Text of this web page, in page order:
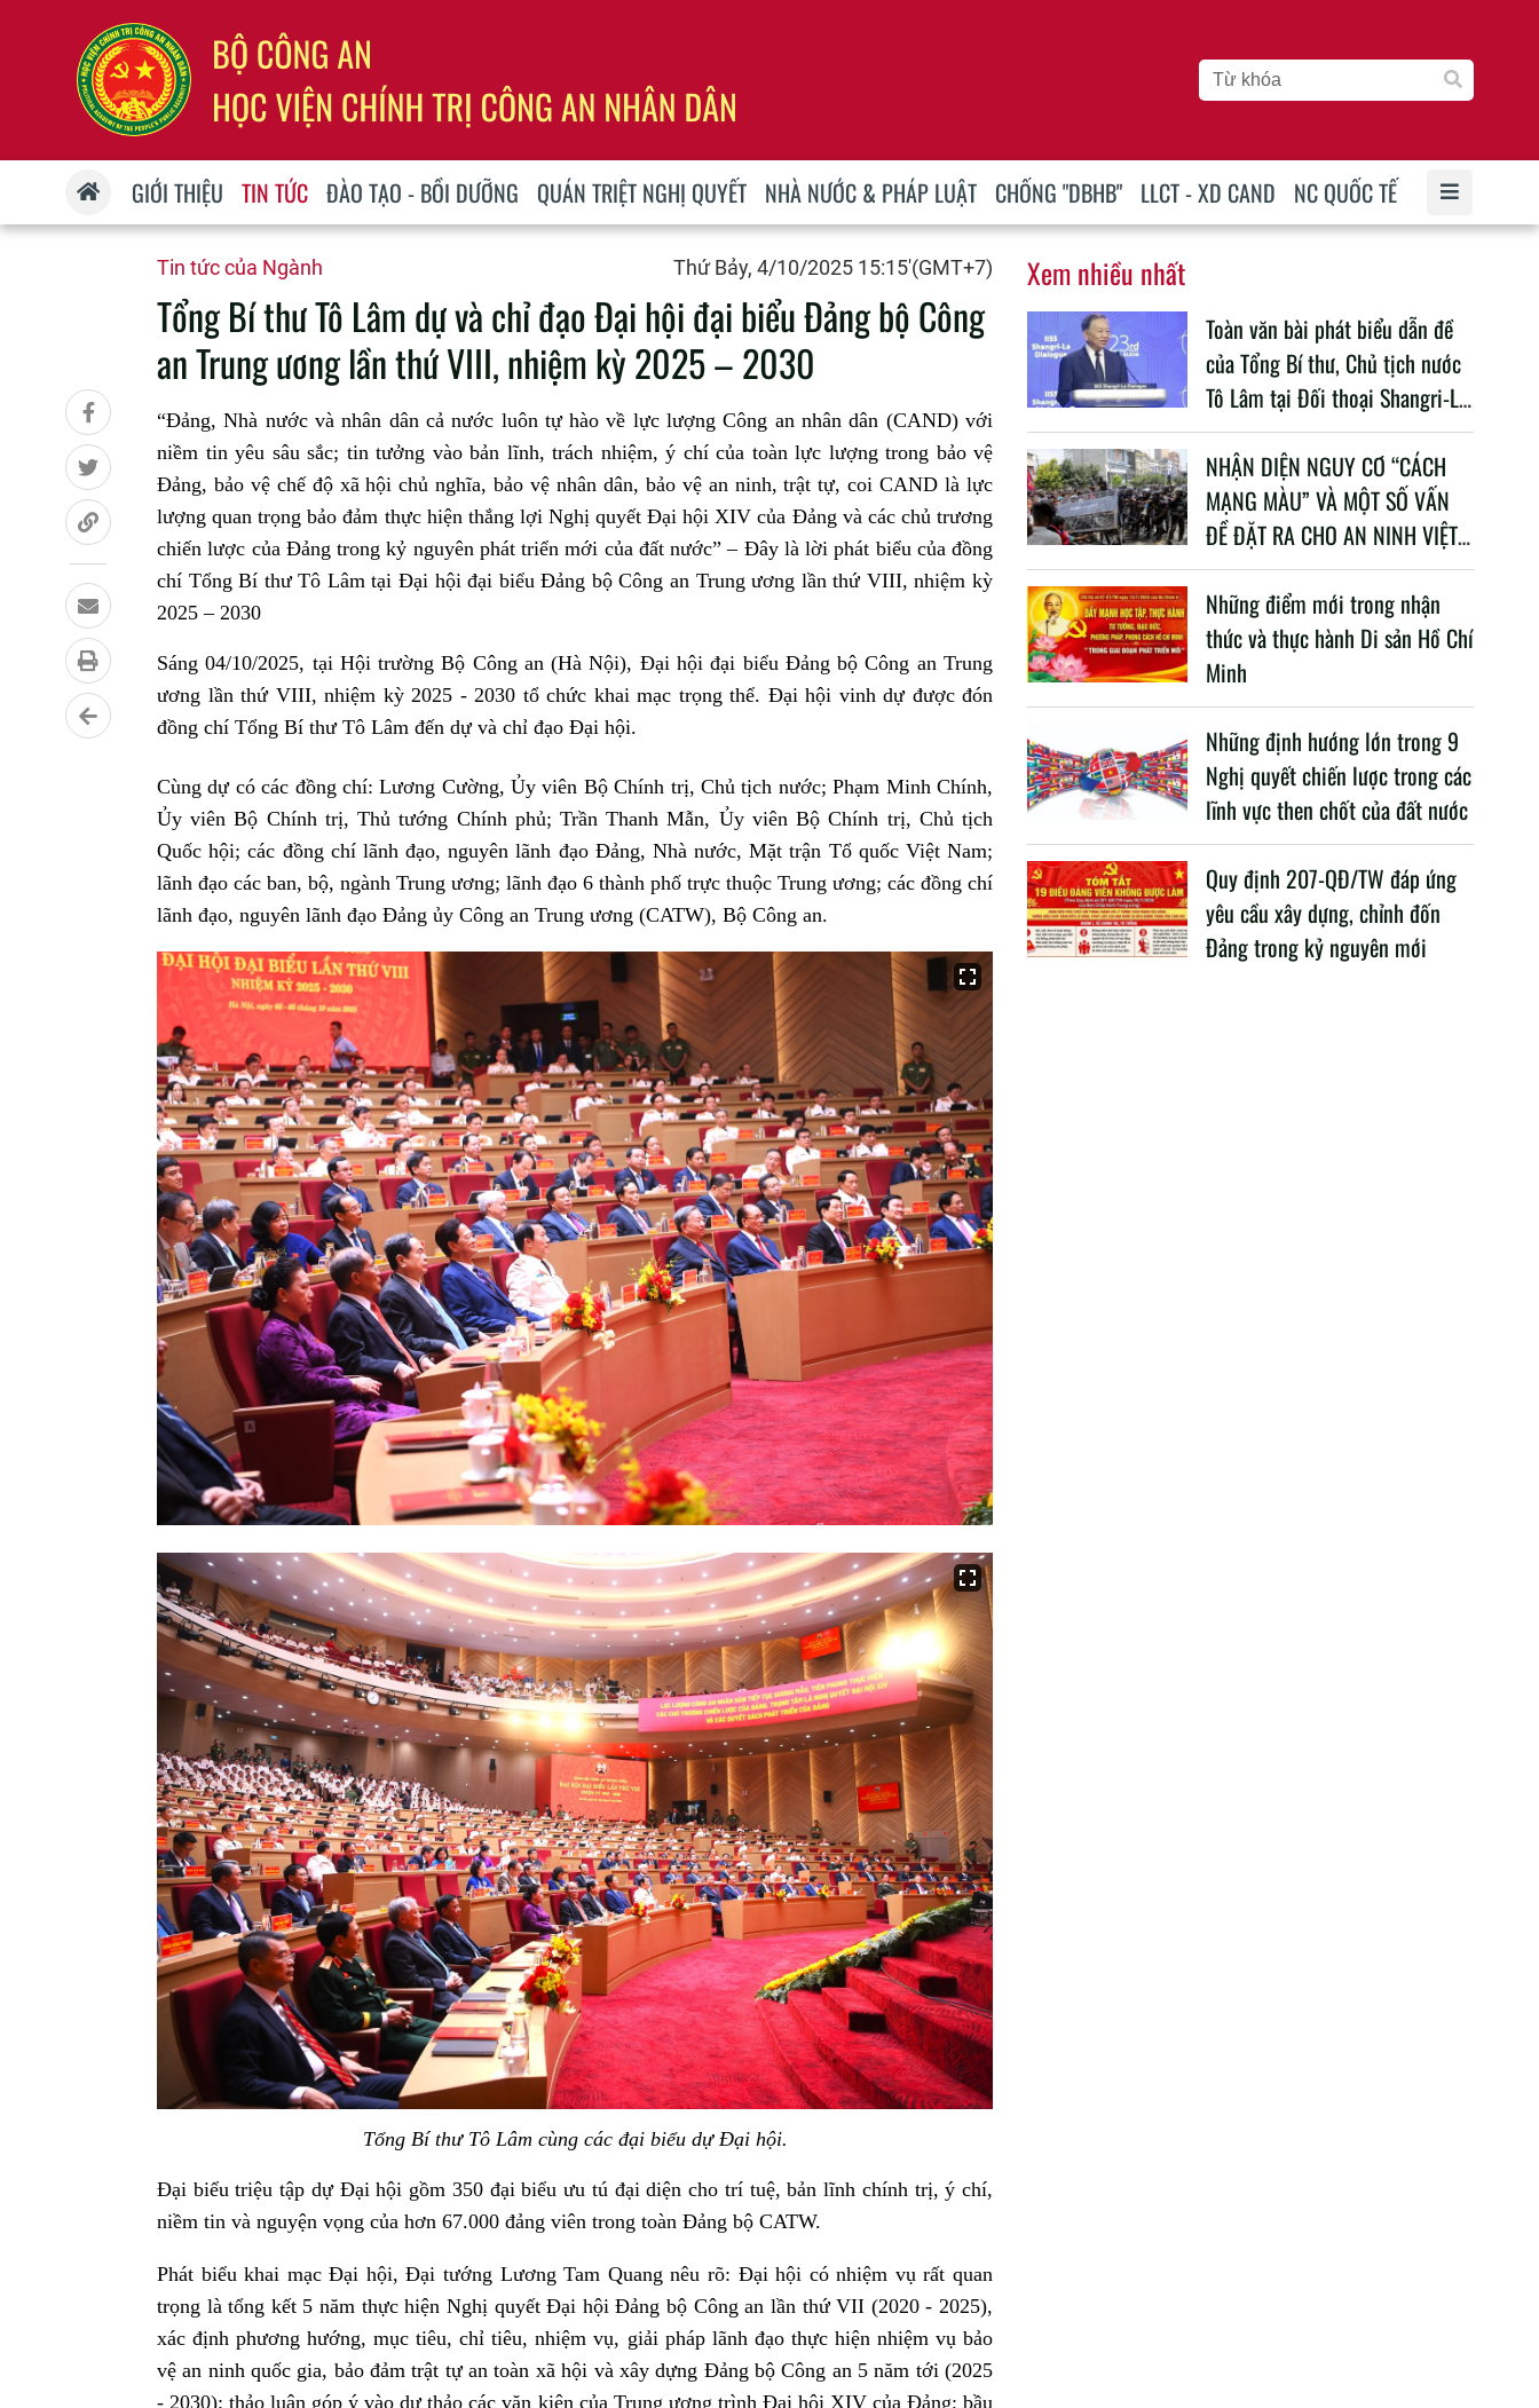
GIỚI THIỆU TIN TỨC ĐÀO TẠO - BỒI DƯỠNG QUÁN TRIỆT NGHỊ QUYẾT NHÀ NƯỚC & PHÁP LUẬT CHỐNG "DBHB" LLCT - XD CAND NC QUỐC TẾ
Tin tức của Ngành Thứ Bảy, 4/10/2025 15:15'(GMT+7)
Tổng Bí thư Tô Lâm dự và chỉ đạo Đại hội đại biểu Đảng bộ Công
an Trung ương lần thứ VIII, nhiệm kỳ 2025 – 2030
“Đảng, Nhà nước và nhân dân cả nước luôn tự hào về lực lượng Công an nhân dân (CAND) với
niềm tin yêu sâu sắc; tin tưởng vào bản lĩnh, trách nhiệm, ý chí của toàn lực lượng trong bảo vệ
Đảng, bảo vệ chế độ xã hội chủ nghĩa, bảo vệ nhân dân, bảo vệ an ninh, trật tự, coi CAND là lực
lượng quan trọng bảo đảm thực hiện thắng lợi Nghị quyết Đại hội XIV của Đảng và các chủ trương
chiến lược của Đảng trong kỷ nguyên phát triển mới của đất nước” – Đây là lời phát biểu của đồng
chí Tổng Bí thư Tô Lâm tại Đại hội đại biểu Đảng bộ Công an Trung ương lần thứ VIII, nhiệm kỳ
2025 – 2030
Sáng 04/10/2025, tại Hội trường Bộ Công an (Hà Nội), Đại hội đại biểu Đảng bộ Công an Trung
ương lần thứ VIII, nhiệm kỳ 2025 - 2030 tổ chức khai mạc trọng thể. Đại hội vinh dự được đón
đồng chí Tổng Bí thư Tô Lâm đến dự và chỉ đạo Đại hội.
Cùng dự có các đồng chí: Lương Cường, Ủy viên Bộ Chính trị, Chủ tịch nước; Phạm Minh Chính,
Ủy viên Bộ Chính trị, Thủ tướng Chính phủ; Trần Thanh Mẫn, Ủy viên Bộ Chính trị, Chủ tịch
Quốc hội; các đồng chí lãnh đạo, nguyên lãnh đạo Đảng, Nhà nước, Mặt trận Tổ quốc Việt Nam;
lãnh đạo các ban, bộ, ngành Trung ương; lãnh đạo 6 thành phố trực thuộc Trung ương; các đồng chí
lãnh đạo, nguyên lãnh đạo Đảng ủy Công an Trung ương (CATW), Bộ Công an.
Tổng Bí thư Tô Lâm cùng các đại biểu dự Đại hội.
Đại biểu triệu tập dự Đại hội gồm 350 đại biểu ưu tú đại diện cho trí tuệ, bản lĩnh chính trị, ý chí,
niềm tin và nguyện vọng của hơn 67.000 đảng viên trong toàn Đảng bộ CATW.
Phát biểu khai mạc Đại hội, Đại tướng Lương Tam Quang nêu rõ: Đại hội có nhiệm vụ rất quan
trọng là tổng kết 5 năm thực hiện Nghị quyết Đại hội Đảng bộ Công an lần thứ VII (2020 - 2025),
xác định phương hướng, mục tiêu, chỉ tiêu, nhiệm vụ, giải pháp lãnh đạo thực hiện nhiệm vụ bảo
vệ an ninh quốc gia, bảo đảm trật tự an toàn xã hội và xây dựng Đảng bộ Công an 5 năm tới (2025
- 2030); thảo luận góp ý vào dự thảo các văn kiện của Trung ương trình Đại hội XIV của Đảng; bầu
Xem nhiều nhất
Toàn văn bài phát biểu dẫn đề
của Tổng Bí thư, Chủ tịch nước
Tô Lâm tại Đối thoại Shangri-La
lần thứ 23
NHẬN DIỆN NGUY CƠ “CÁCH
MẠNG MÀU” VÀ MỘT SỐ VẤN
ĐỀ ĐẶT RA CHO AN NINH VIỆT
NAM TRONG BỐI CẢNH HIỆN
NAY
Những điểm mới trong nhận
thức và thực hành Di sản Hồ Chí
Minh
Những định hướng lớn trong 9
Nghị quyết chiến lược trong các
lĩnh vực then chốt của đất nước
Quy định 207-QĐ/TW đáp ứng
yêu cầu xây dựng, chỉnh đốn
Đảng trong kỷ nguyên mới